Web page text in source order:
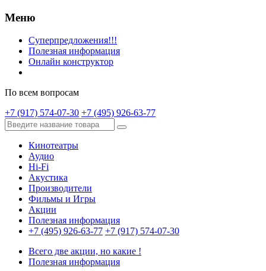
Меню
Суперпредложения!!!
Полезная информация
Онлайн конструктор
По всем вопросам
+7 (917) 574-07-30 +7 (495) 926-63-77
Кинотеатры
Аудио
Hi-Fi
Акустика
Производители
Фильмы и Игры
Акции
Полезная информация
+7 (495) 926-63-77 +7 (917) 574-07-30
Всего две акции, но какие !
Полезная информация